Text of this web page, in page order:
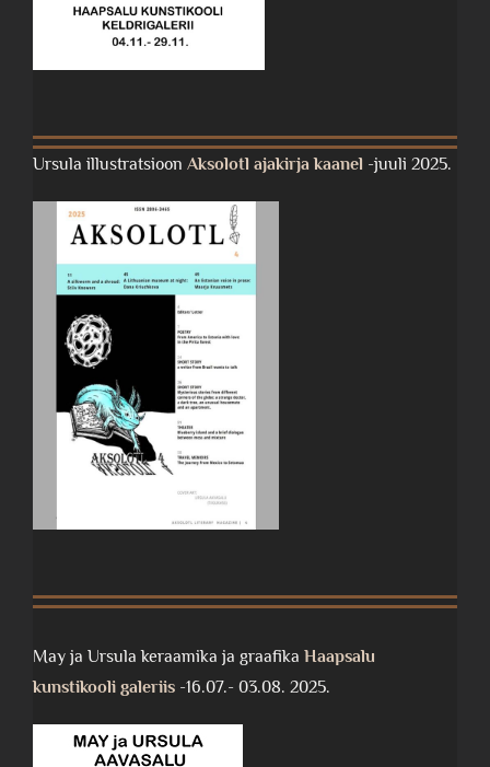
Ursula illustratsioon Aksolotl ajakirja kaanel -juuli 2025.
May ja Ursula keraamika ja graafika Haapsalu
kunstikooli galeriis -16.07.- 03.08. 2025.